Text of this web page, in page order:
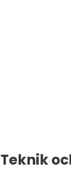
Teknik